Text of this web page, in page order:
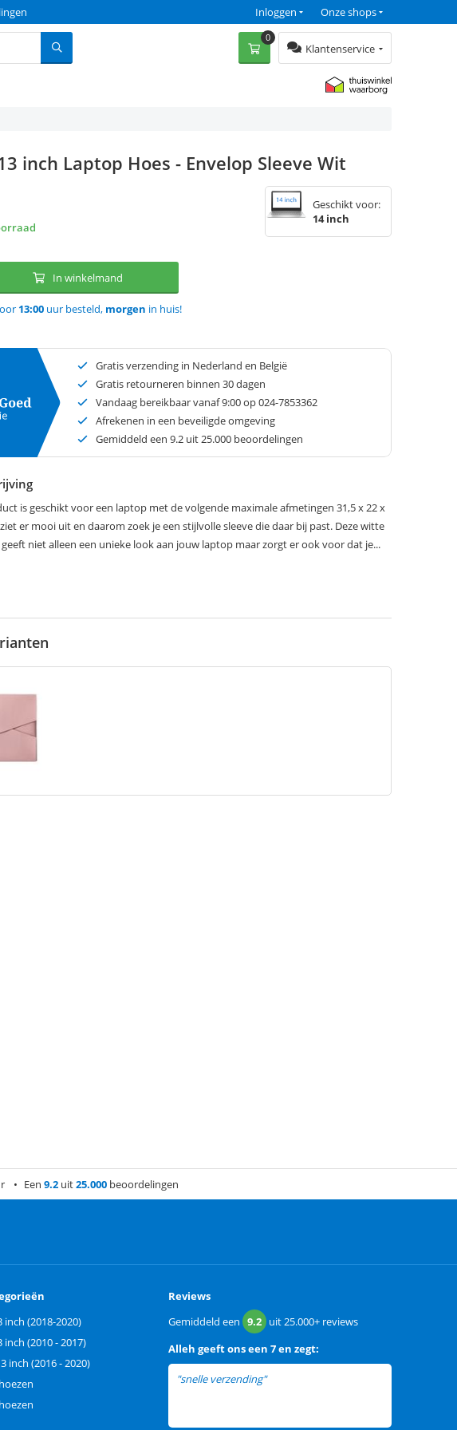
Onze shops
Inloggen
Klantenservice
0
inch Laptop Hoes - Envelop Sleeve Wit
Geschikt voor:
14 inch
In winkelmand
13:00 uur besteld, morgen in huis!
Gratis verzending in Nederland en België
Gratis retourneren binnen 30 dagen
Vandaag bereikbaar vanaf 9:00 op 024-7853362
Afrekenen in een beveiligde omgeving
Gemiddeld een 9.2 uit 25.000 beoordelingen
is geschikt voor een laptop met de volgende maximale afmetingen 31,5 x 22 x
er mooi uit en daarom zoek je een stijlvolle sleeve die daar bij past. Deze witte
niet alleen een unieke look aan jouw laptop maar zorgt er ook voor dat je...
Een 9.2 uit25.000 beoordelingen
inch (2018-2020)
inch (2010 - 2017)
inch (2016 - 2020)
Reviews
Gemiddeld een 9.2 uit25.000+ reviews
Alleh geeft ons een 7 en zegt:
"snelle verzending"